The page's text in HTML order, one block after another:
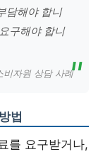
담해야 합니
구해야 합니
비자원 상담 사례
법
를 요구받거나,